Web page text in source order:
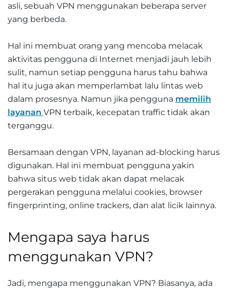
asli, sebuah VPN menggunakan beberapa server
yang berbeda.
Hal ini membuat orang yang mencoba melacak
aktivitas pengguna di Internet menjadi jauh lebih
sulit, namun setiap pengguna harus tahu bahwa
hal itu juga akan memperlambat lalu lintas web
dalam prosesnya. Namun jika pengguna memilih
layanan VPN terbaik, kecepatan traffic tidak akan
terganggu.
Bersamaan dengan VPN, layanan ad-blocking harus
digunakan. Hal ini membuat pengguna yakin
bahwa situs web tidak akan dapat melacak
pergerakan pengguna melalui cookies, browser
fingerprinting, online trackers, dan alat licik lainnya.
Mengapa saya harus
menggunakan VPN?
Jadi, mengapa menggunakan VPN? Biasanya, ada